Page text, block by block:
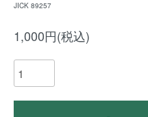
JICK 89257
1,000円(税込)